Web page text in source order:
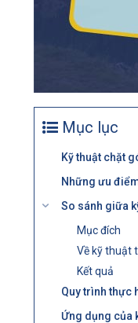
Mục lục
Kỹ thuật chặt
Những ưu
So sánh giữa
Mục đích
Về kỹ thuật
Kết quả
Quy trình thực
Ứng dụng của